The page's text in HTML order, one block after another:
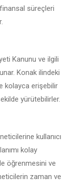
süreçleri
Kanunu ve ilgili
Konak ilindeki
kolayca erişebilir
yürütebilirler.
kullanıcı
kolay
öğrenmesini ve
zaman ve